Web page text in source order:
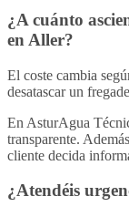
¿A cuánto
en Aller?
El coste cambia
desatascar un
En AsturAgua
transparente.
cliente decida
¿Atendéis